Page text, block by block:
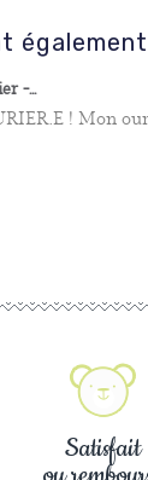
-...
! Mon
Satisfait